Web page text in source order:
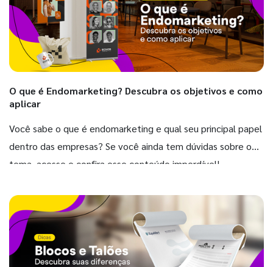
O que é Endomarketing? Descubra os objetivos e como
aplicar
Você sabe o que é endomarketing e qual seu principal papel
dentro das empresas? Se você ainda tem dúvidas sobre o
tema, acesse e confira esse conteúdo imperdível!